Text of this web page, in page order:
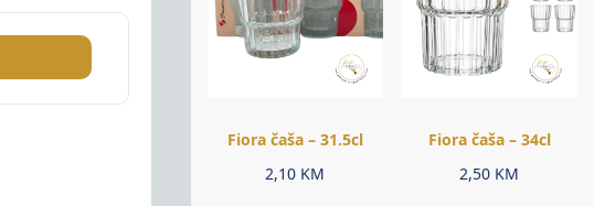
Fiora čaša – 31.5cl
2,10 KM
Fiora čaša – 34cl
2,50 KM